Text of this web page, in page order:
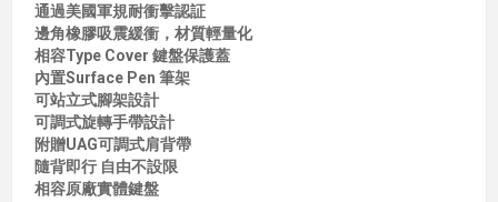
通過美國軍規耐衝擊認証
邊角橡膠吸震緩衝，材質輕量化
相容Type Cover 鍵盤保護蓋
內置Surface Pen 筆架
可站立式腳架設計
可調式旋轉手帶設計
附贈UAG可調式肩背帶
隨背即行 自由不設限
相容原廠實體鍵盤